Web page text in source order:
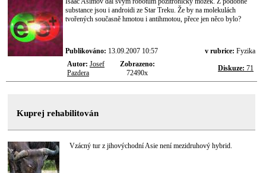
substance jsou i androidi ze Star Treku. Že by na molekulách
tvořených současně hmotou i antihmotou, přece jen něco bylo?
Publikováno: 13.09.2007 10:57 v rubrice: Fyzika
Autor: Josef
Pazdera
Zobrazeno:
72490x
Diskuze: 71
Kuprej rehabilitován
Vzácný tur z jihovýchodní Asie není mezidruhový hybrid.